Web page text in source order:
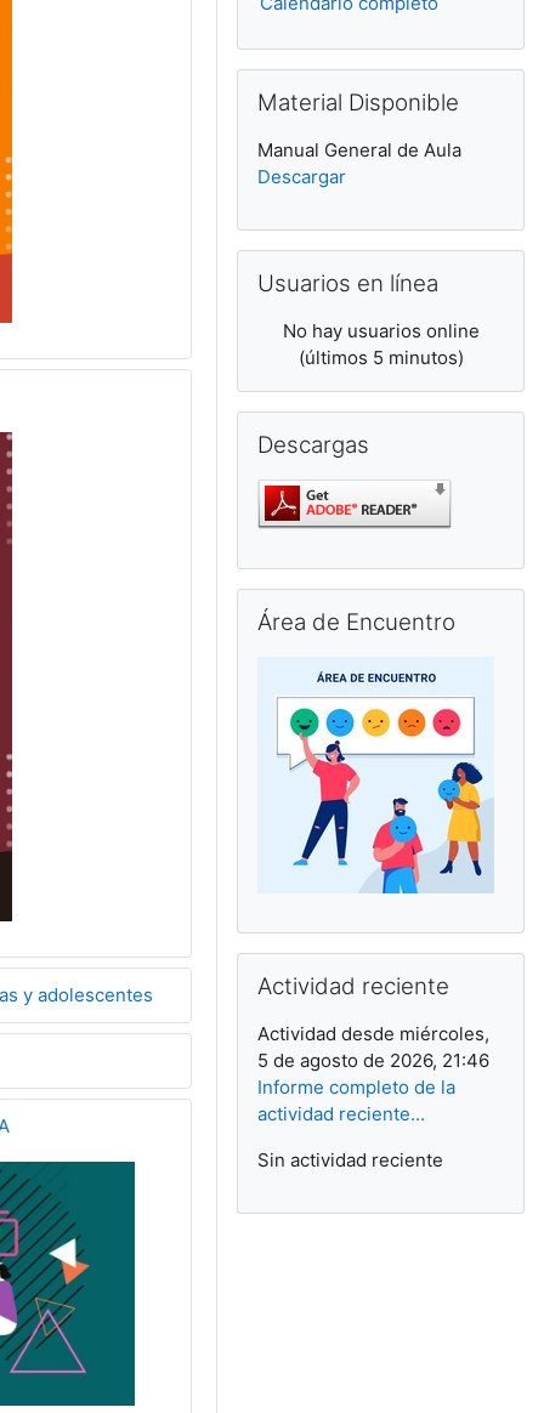
y adolescentes
Material Disponible
Manual General de Aula
Descargar
Usuarios en línea
No hay usuarios online
(últimos 5 minutos)
Descargas
Área de Encuentro
Actividad reciente
Actividad desde miércoles,
5 de agosto de 2026, 21:46
Informe completo de la
actividad reciente...
Sin actividad reciente